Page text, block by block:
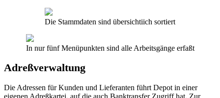
Die Stammdaten sind übersichtiich sortiert
In nur fünf Menüpunkten sind alle Arbeitsgänge erfaßt
Adreßverwaltung
Die Adressen für Kunden und Lieferanten führt Depot in einer
eigenen Adreßkartei, auf die auch Banktransfer Zugriff hat. Zur